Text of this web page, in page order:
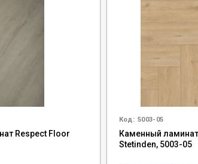
Respect Floor
Код: 5003-05
Каменный
Stetinden, 5003-05